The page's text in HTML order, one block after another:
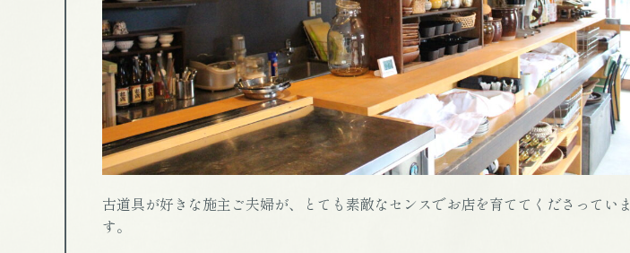
古道具が好きな施主ご夫婦が、とても素敵なセンスでお店を育ててくださっていま
す。